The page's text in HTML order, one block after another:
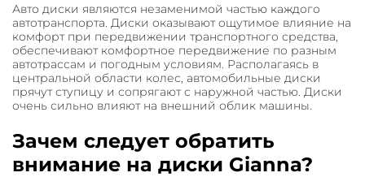
Авто диски являются незаменимой частью каждого
автотранспорта. Диски оказывают ощутимое влияние на
комфорт при передвижении транспортного средства,
обеспечивают комфортное передвижение по разным
автотрассам и погодным условиям. Располагаясь в
центральной области колес, автомобильные диски
прячут ступицу и сопрягают с наружной частью. Диски
очень сильно влияют на внешний облик машины.
Зачем следует обратить
внимание на диски Gianna?